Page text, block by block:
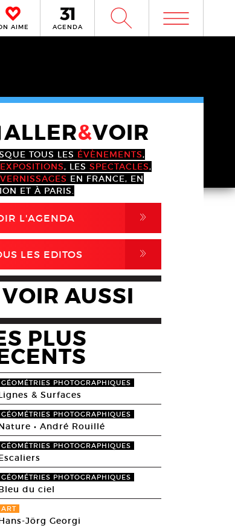
AIME AGENDA W m
ALLER&VOIR
TOUS LES ÉVÈNEMENTS,
EXPOSITIONS, LES SPECTACLES,
VERNISSAGES EN FRANCE, EN
ET À PARIS.
L'AGENDA ,
LES EDITOS ,
AUSSI
PLUS
GÉOMÉTRIES PHOTOGRAPHIQUES
& Surfaces
GÉOMÉTRIES PHOTOGRAPHIQUES
• André Rouillé
GÉOMÉTRIES PHOTOGRAPHIQUES
GÉOMÉTRIES PHOTOGRAPHIQUES
du ciel
ART
Jörg Georgi